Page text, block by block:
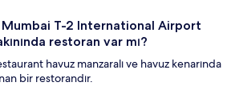
Mumbai T-2 International Airport
restoran var mı?
havuz manzaralı ve havuz kenarında
bir restorandır.